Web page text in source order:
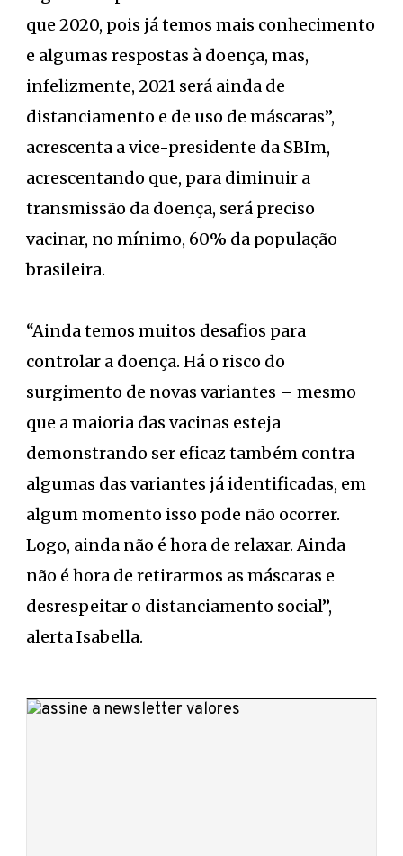
que 2020, pois já temos mais conhecimento
e algumas respostas à doença, mas,
infelizmente, 2021 será ainda de
distanciamento e de uso de máscaras”,
acrescenta a vice-presidente da SBIm,
acrescentando que, para diminuir a
transmissão da doença, será preciso
vacinar, no mínimo, 60% da população
brasileira.
“Ainda temos muitos desafios para
controlar a doença. Há o risco do
surgimento de novas variantes – mesmo
que a maioria das vacinas esteja
demonstrando ser eficaz também contra
algumas das variantes já identificadas, em
algum momento isso pode não ocorrer.
Logo, ainda não é hora de relaxar. Ainda
não é hora de retirarmos as máscaras e
desrespeitar o distanciamento social”,
alerta Isabella.